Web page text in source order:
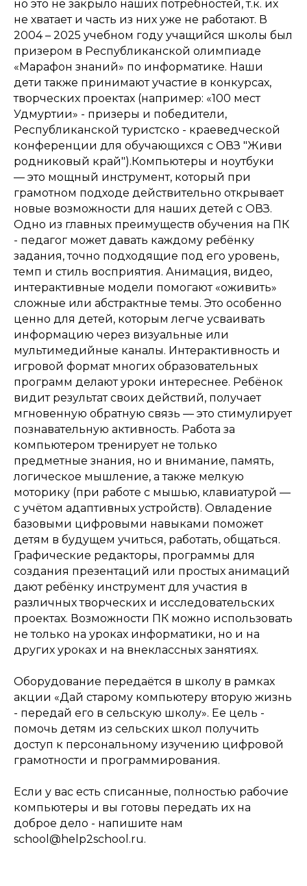
но это не закрыло наших потребностей, т.к. их
не хватает и часть из них уже не работают. В
2004 – 2025 учебном году учащийся школы был
призером в Республиканской олимпиаде
«Марафон знаний» по информатике. Наши
дети также принимают участие в конкурсах,
творческих проектах (например: «100 мест
Удмуртии» - призеры и победители,
Республиканской туристско - краеведческой
конференции для обучающихся с ОВЗ "Живи
родниковый край").Компьютеры и ноутбуки
— это мощный инструмент, который при
грамотном подходе действительно открывает
новые возможности для наших детей с ОВЗ.
Одно из главных преимуществ обучения на ПК
- педагог может давать каждому ребёнку
задания, точно подходящие под его уровень,
темп и стиль восприятия. Анимация, видео,
интерактивные модели помогают «оживить»
сложные или абстрактные темы. Это особенно
ценно для детей, которым легче усваивать
информацию через визуальные или
мультимедийные каналы. Интерактивность и
игровой формат многих образовательных
программ делают уроки интереснее. Ребёнок
видит результат своих действий, получает
мгновенную обратную связь — это стимулирует
познавательную активность. Работа за
компьютером тренирует не только
предметные знания, но и внимание, память,
логическое мышление, а также мелкую
моторику (при работе с мышью, клавиатурой —
с учётом адаптивных устройств). Овладение
базовыми цифровыми навыками поможет
детям в будущем учиться, работать, общаться.
Графические редакторы, программы для
создания презентаций или простых анимаций
дают ребёнку инструмент для участия в
различных творческих и исследовательских
проектах. Возможности ПК можно использовать
не только на уроках информатики, но и на
других уроках и на внеклассных занятиях.
Оборудование передаётся в школу в рамках
акции «Дай старому компьютеру вторую жизнь
- передай его в сельскую школу». Ее цель -
помочь детям из сельских школ получить
доступ к персональному изучению цифровой
грамотности и программирования.
Если у вас есть списанные, полностью рабочие
компьютеры и вы готовы передать их на
доброе дело - напишите нам
school@help2school.ru.